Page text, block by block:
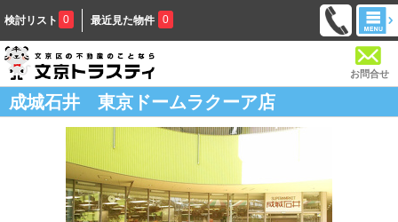
検討リスト 0 最近見た物件 0
お問合せ
成城石井 東京ドームラクーア店